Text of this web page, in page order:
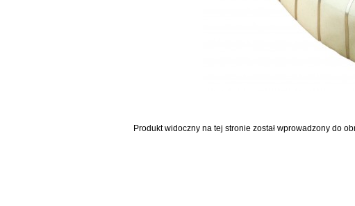
Produkt widoczny na tej stronie został wprowadzony do